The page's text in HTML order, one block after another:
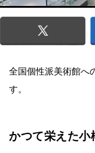
全国個性派美術館へ
す。
かつて栄えた小